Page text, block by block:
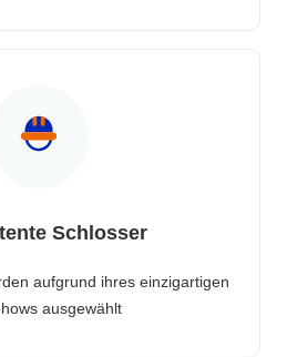
Schlosser
aufgrund ihres einzigartigen
ausgewählt